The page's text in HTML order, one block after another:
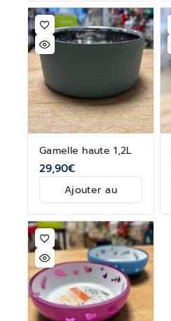
Gamelle haute 1,2L
29,90€
Ajouter au